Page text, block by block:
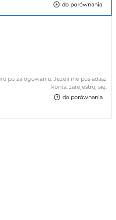
do porównania
po zalogowaniu. Jeżeli nie posiadasz
konta, zarejestruj się.
do porównania